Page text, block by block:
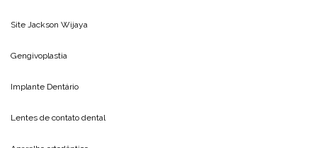
Site Jackson Wijaya
Gengivoplastia
Implante Dentário
Lentes de contato dental